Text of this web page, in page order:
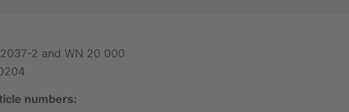
2 and WN 20 000
numbers: